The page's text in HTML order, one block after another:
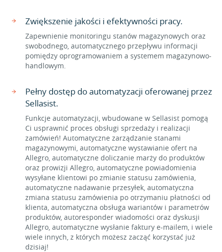
Zwiększenie jakości i efektywności pracy.
Zapewnienie monitoringu stanów magazynowych oraz
swobodnego, automatycznego przepływu informacji
pomiędzy oprogramowaniem a systemem magazynowo-
handlowym.
Pełny dostęp do automatyzacji oferowanej przez
Sellasist.
Funkcje automatyzacji, wbudowane w Sellasist pomogą
Ci usprawnić proces obsługi sprzedaży i realizacji
zamówień! Automatyczne zarządzanie stanami
magazynowymi, automatyczne wystawianie ofert na
Allegro, automatyczne doliczanie marży do produktów
oraz prowizji Allegro, automatyczne powiadomienia
wysyłane klientowi po zmianie statusu zamówienia,
automatyczne nadawanie przesyłek, automatyczna
zmiana statusu zamówienia po otrzymaniu płatności od
klienta, automatyczna obsługa wariantów i parametrów
produktów, autoresponder wiadomości oraz dyskusji
Allegro, automatyczne wysłanie faktury e-mailem, i wiele
wiele innych, z których możesz zacząć korzystać już
dzisiaj!